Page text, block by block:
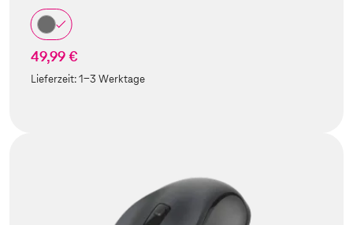
49,99 €
Lieferzeit:1-3 Werktage